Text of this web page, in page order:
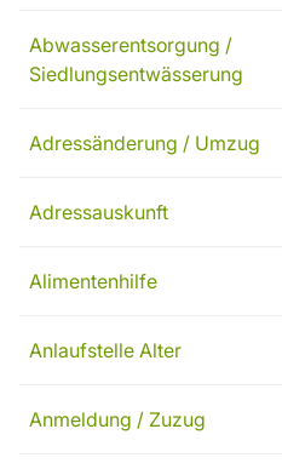
Abwasserentsorgung /
Siedlungsentwässerung
Adressänderung / Umzug
Adressauskunft
Alimentenhilfe
Anlaufstelle Alter
Anmeldung / Zuzug